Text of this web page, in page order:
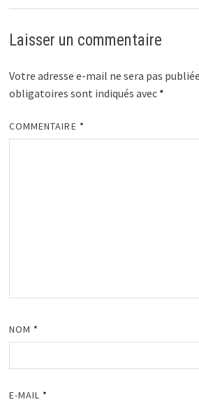
Laisser un commentaire
Votre adresse e-mail ne sera pas
obligatoires sont indiqués avec *
COMMENTAIRE *
NOM *
E-MAIL *